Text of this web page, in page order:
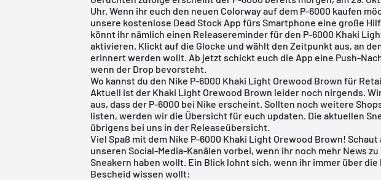
Uhr. Wenn ihr euch den neuen Colorway auf dem P-6000 kaufen
unsere kostenlose Dead Stock App fürs Smartphone eine große
könnt ihr nämlich einen Releasereminder für den P-6000 Khaki
aktivieren. Klickt auf die Glocke und wählt den Zeitpunkt aus, an
erinnert werden wollt. Ab jetzt schickt euch die App eine Push-
wenn der Drop bevorsteht.
Wo kannst du den Nike P-6000 Khaki Light Orewood Brown für
Aktuell ist der Khaki Light Orewood Brown leider noch nirgends.
aus, dass der P-6000 bei Nike erscheint. Sollten noch weitere
listen, werden wir die Übersicht für euch updaten. Die aktuellen
übrigens bei uns in der Releaseübersicht
Viel Spaß mit dem Nike P-6000 Khaki Light Orewood Brown! Schaut
unseren Social-Media-Kanälen vorbei, wenn ihr noch mehr News
Sneakern haben wollt. Ein Blick lohnt sich, wenn ihr immer über die
Bescheid wissen wollt: